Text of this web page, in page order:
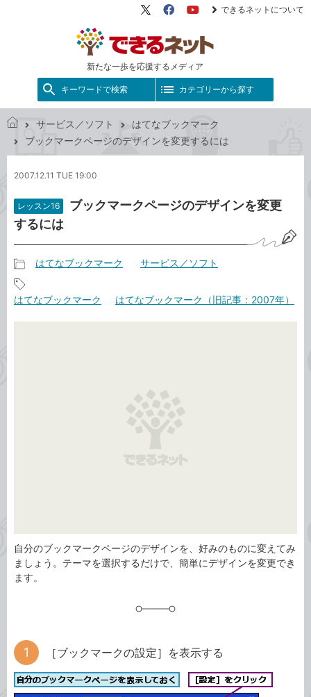
新たな一歩を応援するメディア
X（旧
FacebookYouTube
できるネットについて
キーワードで検索 カテゴリーから探す
き
ネ
ト
サービス／ソフト
はてなブックマーク
ブックマークページのデザインを変更するには
2007.12.11 TUE 19:00
レッスン16
ブックマークページのデザインを変更
するには
カ
テ
はてなブックマーク サービス／ソフト
記
はてなブックマーク はてなブックマーク（旧記事：2007年）
自分のブックマークページのデザインを、好みのものに変えてみ
ましょう。テーマを選択するだけで、簡単にデザインを変更でき
ます。
［ブックマークの設定］を表示する